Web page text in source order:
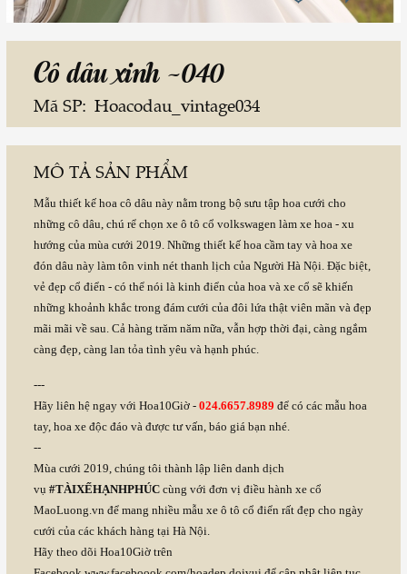
Cô dâu xinh -040
Mã SP: Hoacodau_vintage034
MÔ TẢ SẢN PHẨM
Mẫu thiết kế hoa cô dâu này nằm trong bộ sưu tập hoa cưới cho
những cô dâu, chú rể chọn xe ô tô cổ volkswagen làm xe hoa - xu
hướng của mùa cưới 2019. Những thiết kế hoa cầm tay và hoa xe
đón dâu này làm tôn vinh nét thanh lịch của Người Hà Nội. Đặc biệt,
vẻ đẹp cổ điển - có thể nói là kinh điển của hoa và xe cổ sẽ khiến
những khoảnh khắc trong đám cưới của đôi lứa thật viên mãn và đẹp
mãi mãi về sau. Cả hàng trăm năm nữa, vẫn hợp thời đại, càng ngắm
càng đẹp, càng lan tỏa tình yêu và hạnh phúc.
---
Hãy liên hệ ngay với Hoa10Giờ - 024.6657.8989 để có các mẫu hoa
tay, hoa xe độc đáo và được tư vấn, báo giá bạn nhé.
--
Mùa cưới 2019, chúng tôi thành lập liên danh dịch
vụ #TÀIXẾHẠNHPHÚCcùng với đơn vị điều hành xe cổ
MaoLuong.vn để mang nhiều mẫu xe ô tô cổ điển rất đẹp cho ngày
cưới của các khách hàng tại Hà Nội.
Hãy theo dõi Hoa10Giờ trên